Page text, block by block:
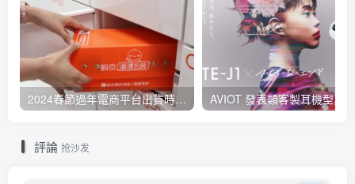
2024春節過年電商平台出貨時間調整總整理：蝦皮、Momo、PChome、便利商店物流送貨時間
評論 抢沙发